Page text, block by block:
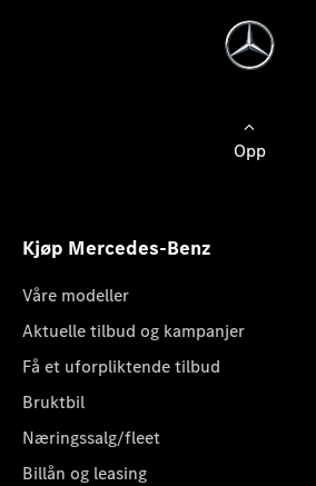
Opp
Kjøp Mercedes-Benz
Våre modeller
Aktuelle tilbud og kampanjer
Få et uforpliktende tilbud
Bruktbil
Næringssalg/fleet
Billån og leasing